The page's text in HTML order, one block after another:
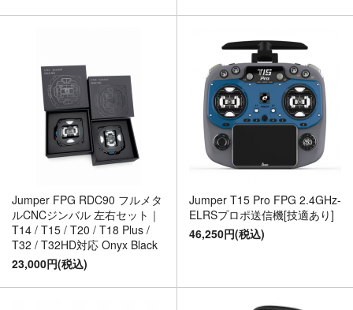
Jumper FPG RDC90 フルメタ
ルCNCジンバル 左右セット｜
T14 / T15 / T20 / T18 Plus /
T32 / T32HD対応 Onyx Black
23,000円(税込)
Jumper T15 Pro FPG 2.4GHz-
ELRSプロポ送信機[技適あり]
46,250円(税込)